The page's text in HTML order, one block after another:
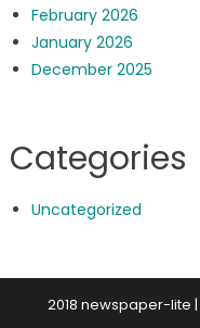
February 2026
January 2026
December 2025
Categories
Uncategorized
2018 newspaper-lite |